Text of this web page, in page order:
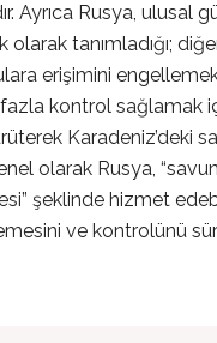
Ayrıca Rusya, ulusal
olarak tanımladığı;
erişimini
kontrol sağlamak
Karadeniz’deki
olarak Rusya,
şeklinde hizmet
ve kontrolünü